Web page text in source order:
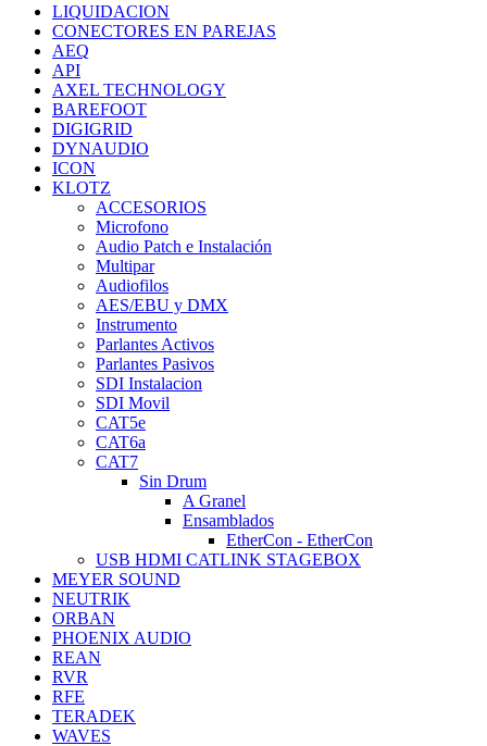
LIQUIDACION
CONECTORES EN PAREJAS
AEQ
API
AXEL TECHNOLOGY
BAREFOOT
DIGIGRID
DYNAUDIO
ICON
KLOTZ
ACCESORIOS
Microfono
Audio Patch e Instalación
Multipar
Audiofilos
AES/EBU y DMX
Instrumento
Parlantes Activos
Parlantes Pasivos
SDI Instalacion
SDI Movil
CAT5e
CAT6a
CAT7
Sin Drum
A Granel
Ensamblados
EtherCon - EtherCon
USB HDMI CATLINK STAGEBOX
MEYER SOUND
NEUTRIK
ORBAN
PHOENIX AUDIO
REAN
RVR
RFE
TERADEK
WAVES